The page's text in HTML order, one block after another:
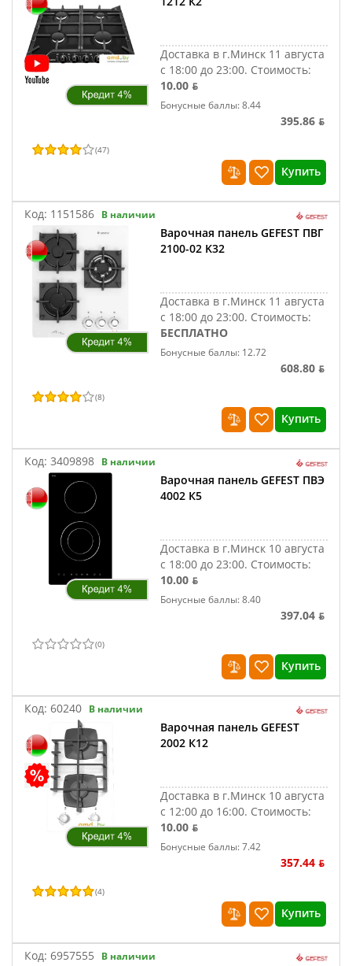
Доставка в г.Минск 11 августа
с 18:00 до 23:00. Стоимость:
10.00 ƃ
Бонусные баллы: 8.44
395.86 ƃ
(47)
Купить
Код: 1151586 В наличии
Варочная панель GEFEST ПВГ
2100-02 K32
Доставка в г.Минск 11 августа
с 18:00 до 23:00. Стоимость:
БЕСПЛАТНО
Бонусные баллы: 12.72
608.80 ƃ
(8)
Купить
Код: 3409898 В наличии
Варочная панель GEFEST ПВЭ
4002 К5
Доставка в г.Минск 10 августа
с 18:00 до 23:00. Стоимость:
10.00 ƃ
Бонусные баллы: 8.40
397.04 ƃ
(0)
Купить
Код: 60240 В наличии
Варочная панель GEFEST
2002 К12
Доставка в г.Минск 10 августа
с 12:00 до 16:00. Стоимость:
10.00 ƃ
Бонусные баллы: 7.42
357.44 ƃ
(4)
Купить
Код: 6957555 В наличии